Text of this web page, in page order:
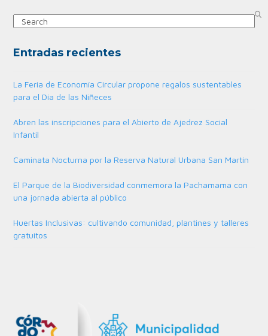
Search
Entradas recientes
La Feria de Economía Circular propone regalos sustentables
para el Día de las Niñeces
Abren las inscripciones para el Abierto de Ajedrez Social
Infantil
Caminata Nocturna por la Reserva Natural Urbana San Martín
El Parque de la Biodiversidad conmemora la Pachamama con
una jornada abierta al público
Huertas Inclusivas: cultivando comunidad, plantines y talleres
gratuitos